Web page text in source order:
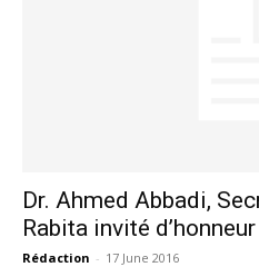
Dr. Ahmed Abbadi,
Rabita invité d’honneur
Rédaction - 17 June 2016